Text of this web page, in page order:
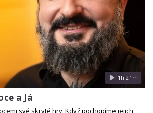
1h 21m
a Já
své skryté hry. Když pochopíme jejich